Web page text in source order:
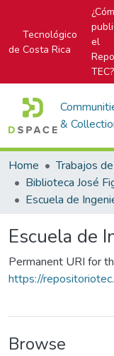
Tecnológico
de Costa Rica
el
TEC?
&
Home
Trabajos
Escuela de
Permanent URI for
https://
Browse